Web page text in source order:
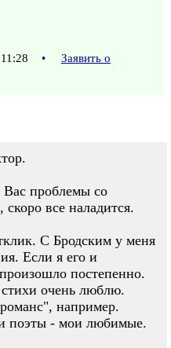
•
Заявить о
проблемы со
все наладится.
С Бродским у меня
Если я его и
постепенно.
очень люблю.
например.
поэты - мои любимые.